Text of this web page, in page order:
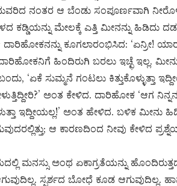
ನಂತರ ಆ ಬೆಂಡು ಸಂಪೂರ್ಣವಾಗಿ
ಕಡ್ಡಿಯನ್ನು ಮೇಲಕ್ಕೆ ಎತ್ತಿ ಮೀನನ್ನು ಹಿಡಿದು
ಕೂಗಲಾರಂಭಿಸಿದ: ‘ಏನ್ರೀ!
ಹಿಂದಿರುಗಿ ಬರಲು ಇಚ್ಛೆ ಇಲ್ಲ.
‘ಏಕೆ ಸುಮ್ಮನೆ ಗಂಟಲು ಕಿತ್ತುಕೊಳ್ಳುತ್ತಾ
ಅಂತ ಕೇಳಿದ. ದಾರಿಹೋಕ ‘ಆಗ
ಇದ್ದೀಯಲ್ಲ!’ ಅಂತ ಹೇಳಿದ. ಬಳಿಕ
ಆ ಕಾರಣದಿಂದ ನೀವು ಕೇಳಿದ
ಮನಸ್ಸು ಅಂಥ ಏಕಾಗ್ರತೆಯನ್ನು
ಸ್ಪರ್ಶದ ಬೋಧೆ ಕೂಡ